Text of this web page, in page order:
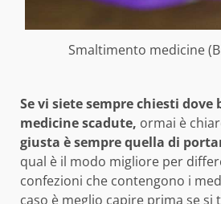
Smaltimento medicine
Se vi siete sempre chiesti dove
medicine scadute, ormai è
giusta è sempre quella di
qual è il modo migliore per
confezioni che contengono i
caso è meglio capire prima se